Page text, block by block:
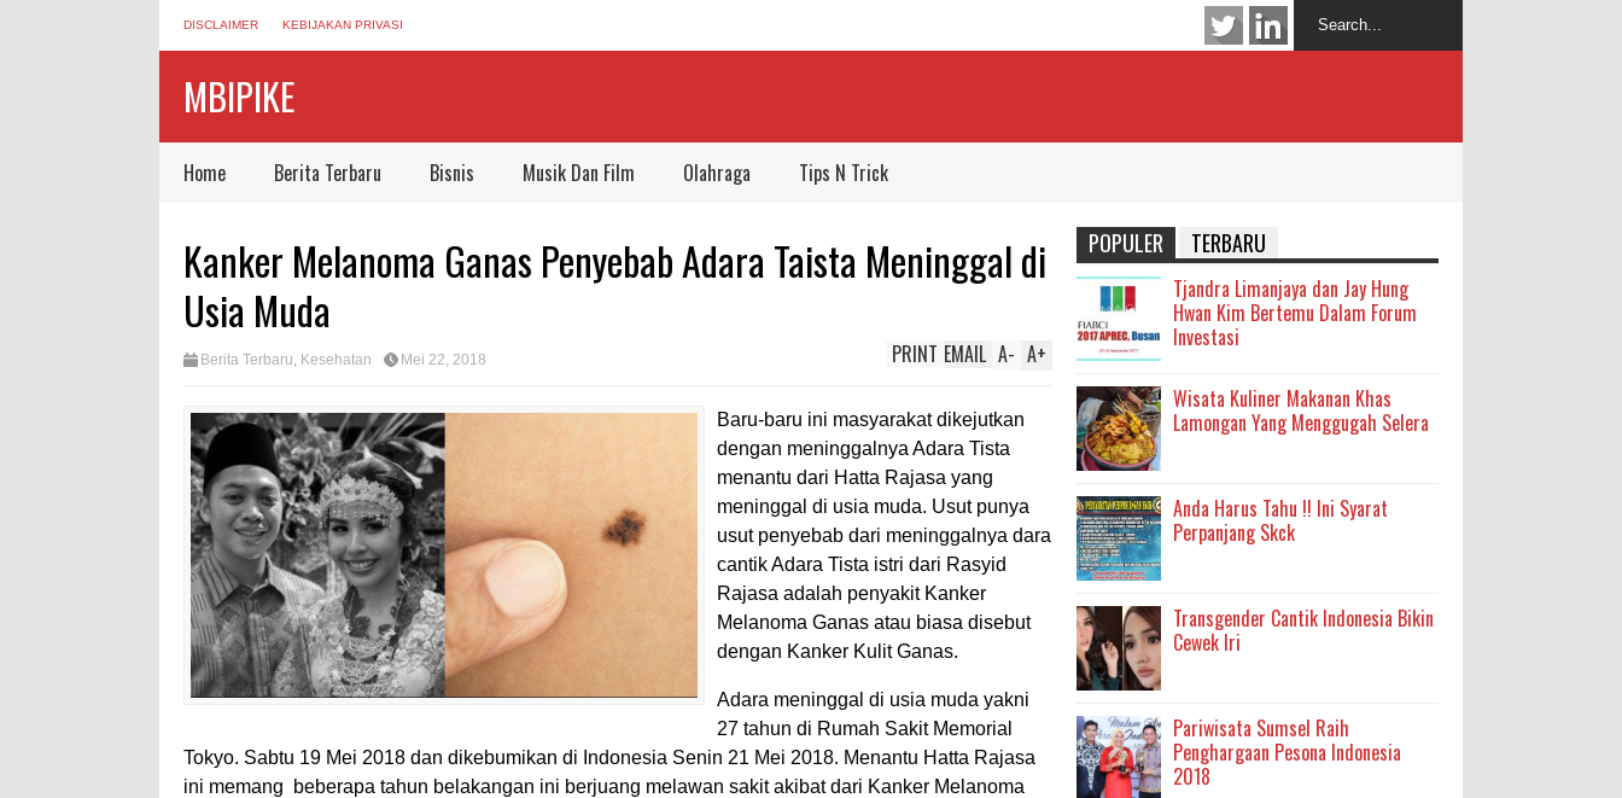
DISCLAIMER KEBIJAKAN PRIVASI
MBIPIKE
Home Berita Terbaru Bisnis Musik Dan Film Olahraga Tips N Trick
Kanker Melanoma Ganas Penyebab Adara Taista Meninggal di
Usia Muda
Berita Terbaru, Kesehatan Mei 22, 2018 A+
A-
EMAIL
PRINT
Baru-baru ini masyarakat dikejutkan
dengan meninggalnya Adara Tista
menantu dari Hatta Rajasa yang
meninggal di usia muda. Usut punya
usut penyebab dari meninggalnya dara
cantik Adara Tista istri dari Rasyid
Rajasa adalah penyakit Kanker
Melanoma Ganas atau biasa disebut
dengan Kanker Kulit Ganas.
Adara meninggal di usia muda yakni
27 tahun di Rumah Sakit Memorial
Tokyo. Sabtu 19 Mei 2018 dan dikebumikan di Indonesia Senin 21 Mei 2018. Menantu Hatta Rajasa
ini memang beberapa tahun belakangan ini berjuang melawan sakit akibat dari Kanker Melanoma
POPULER TERBARU
Tjandra Limanjaya dan Jay Hung
Hwan Kim Bertemu Dalam Forum
Investasi
Wisata Kuliner Makanan Khas
Lamongan Yang Menggugah Selera
Anda Harus Tahu !! Ini Syarat
Perpanjang Skck
Transgender Cantik Indonesia Bikin
Cewek Iri
Pariwisata Sumsel Raih
Penghargaan Pesona Indonesia
2018